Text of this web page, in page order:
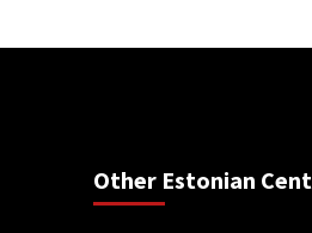
Other Estonian